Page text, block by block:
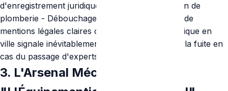
d'enregistrement juridique "Travaux d'installation de
plomberie - Débouchage". L'absence drastique de
mentions légales claires ou de siège social physique en
ville signale inévitablement l'arnaque opaque et la fuite en
cas du passage d'experts en assurance !
3. L'Arsenal Mécanique :